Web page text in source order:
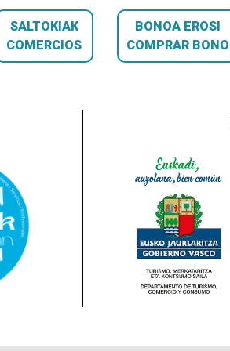
SALTOKIAK
COMERCIOS
BONOA EROSI
COMPRAR BONO